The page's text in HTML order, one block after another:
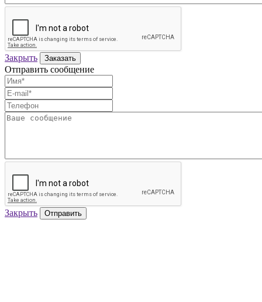
Закрыть Заказать
Отправить сообщение
Закрыть Отправить